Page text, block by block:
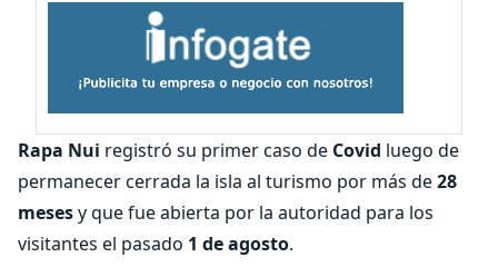
Rapa Nui registró su primer caso de Covid luego de
permanecer cerrada la isla al turismo por más de28
mesesy que fue abierta por la autoridad para los
visitantes el pasado 1 de agosto.